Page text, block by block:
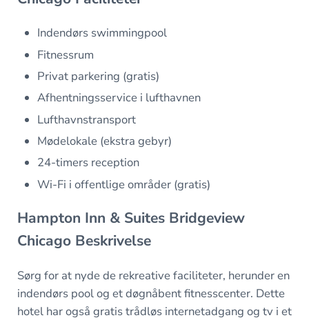
Indendørs swimmingpool
Fitnessrum
Privat parkering (gratis)
Afhentningsservice i lufthavnen
Lufthavnstransport
Mødelokale (ekstra gebyr)
24-timers reception
Wi-Fi i offentlige områder (gratis)
Hampton Inn & Suites Bridgeview
Chicago Beskrivelse
Sørg for at nyde de rekreative faciliteter, herunder en
indendørs pool og et døgnåbent fitnesscenter. Dette
hotel har også gratis trådløs internetadgang og tv i et